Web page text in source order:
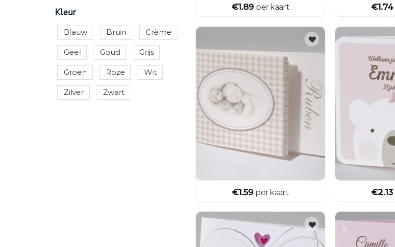
Kleur
Blauw Bruin Crème
Geel Goud Grijs
Groen Roze Wit
Zilver Zwart
€1.89 per kaart €1.74
€1.59 per kaart €2.13